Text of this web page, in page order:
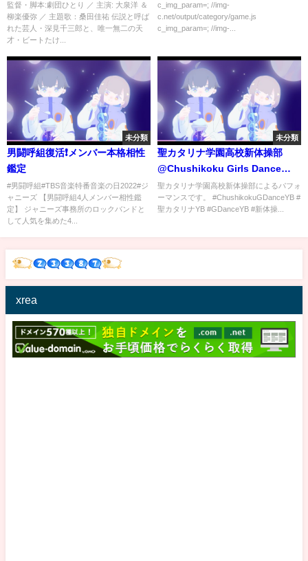
は撮っちゃったわけです」-
Netflix
監督・脚本:劇団ひとり ／ 主演: 大泉洋 ＆
柳楽優弥 ／ 主題歌：桑田佳祐 伝説と呼ば
れた芸人・深見千三郎と、唯一無二の天
才・ビートたけ...
c_img_param=; //img-
c.net/output/category/game.js
c_img_param=; //img-...
未分類
男闘呼組復活❗️メンバー本格相性
鑑定
#男闘呼組#TBS音楽特番音楽の日2022#ジ
ャニーズ 【男闘呼組4人メンバー相性鑑
定】 ジャニーズ事務所のロックバンドと
して人気を集めた4...
未分類
聖カタリナ学園高校新体操部
@Chushikoku Girls Dance
2019 Summer
聖カタリナ学園高校新体操部によるパフォ
ーマンスです。 #ChushikokuGDanceYB #
聖カタリナYB #GDanceYB #新体操...
xrea